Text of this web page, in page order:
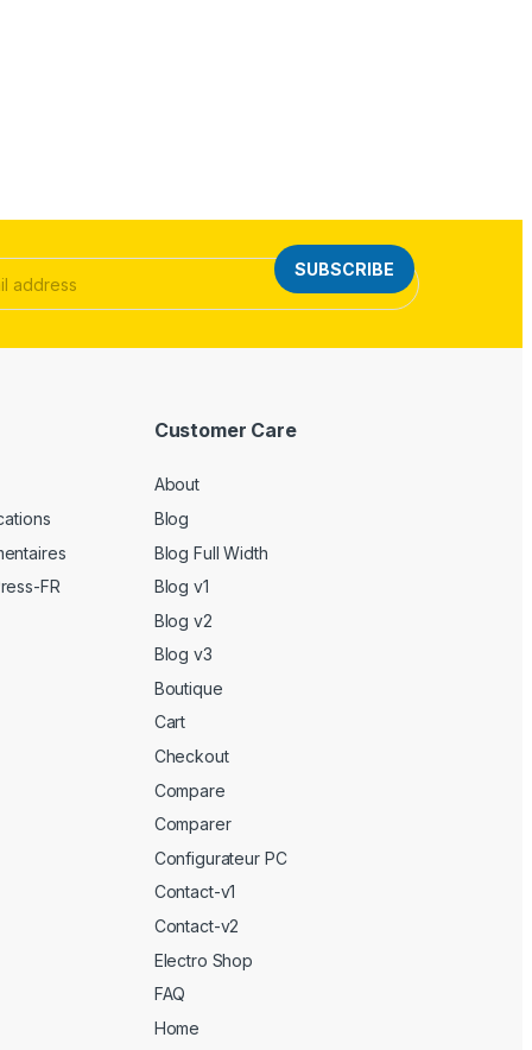
SUBSCRIBE
FR
Customer Care
About
Blog
Blog Full Width
Blog v1
Blog v2
Blog v3
Boutique
Cart
Checkout
Compare
Comparer
Configurateur PC
Contact-v1
Contact-v2
Electro Shop
FAQ
Home